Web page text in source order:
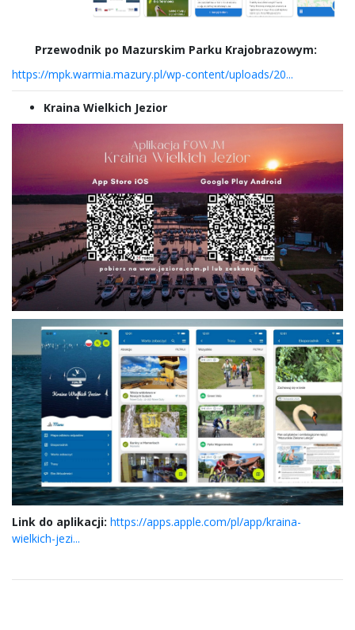
Przewodnik po Mazurskim Parku Krajobrazowym:
https://mpk.warmia.mazury.pl/wp-content/uploads/20...
Kraina Wielkich Jezior
Link do aplikacji: https://apps.apple.com/pl/app/kraina-
wielkich-jezi...